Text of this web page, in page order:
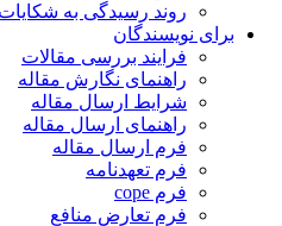
روند رسیدگی به شکایات
برای نویسندگان
فرایند بررسی مقالات
راهنمای نگارش مقاله
شرایط ارسال مقاله
راهنمای ارسال مقاله
فرم ارسال مقاله
فرم تعهدنامه
فرم cope
فرم تعارض منافع